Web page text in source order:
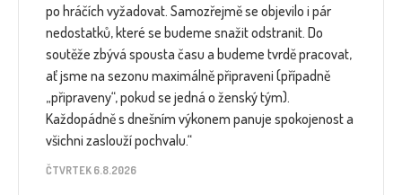
po hráčích vyžadovat. Samozřejmě se objevilo i pár
nedostatků, které se budeme snažit odstranit. Do
soutěže zbývá spousta času a budeme tvrdě pracovat,
ať jsme na sezonu maximálně připraveni (případně
„připraveny“, pokud se jedná o ženský tým).
Každopádně s dnešním výkonem panuje spokojenost a
všichni zaslouží pochvalu.“
ČTVRTEK 6.8.2026